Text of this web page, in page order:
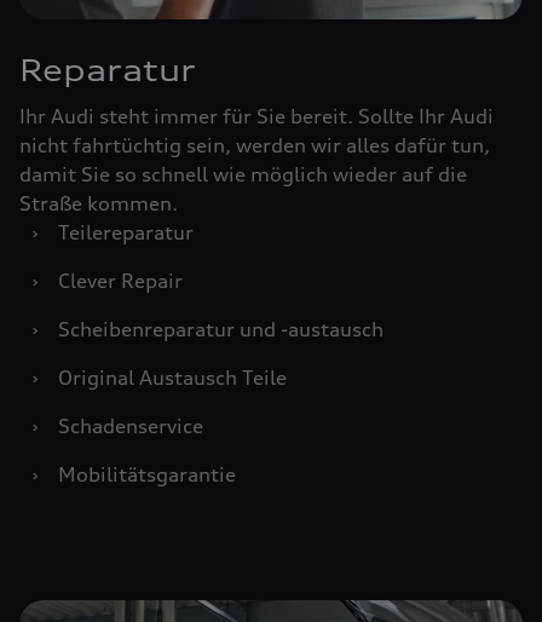
Reparatur
Ihr Audi steht immer für Sie bereit. Sollte Ihr Audi
nicht fahrtüchtig sein, werden wir alles dafür tun,
damit Sie so schnell wie möglich wieder auf die
Straße kommen.
›
Teilereparatur
›
Clever Repair
›
Scheibenreparatur und -austausch
›
Original Austausch Teile
›
Schadenservice
›
Mobilitätsgarantie